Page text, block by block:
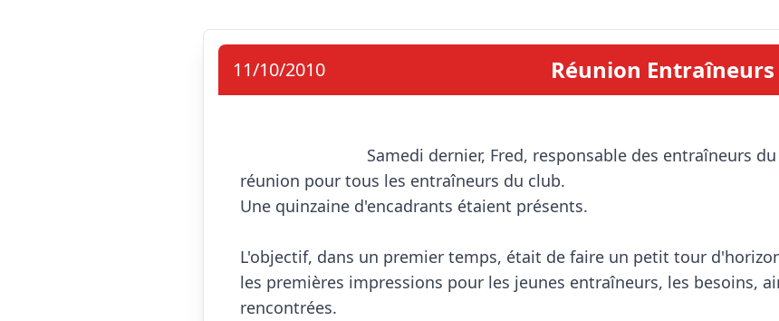
11/10/2010 Réunion Entraîneurs
réunion pour tous les entraîneurs du club.
Une quinzaine d'encadrants étaient présents.
L'objectif, dans un premier temps, était de faire un petit tour
les premières impressions pour les jeunes entraîneurs, les besoins,
rencontrées.